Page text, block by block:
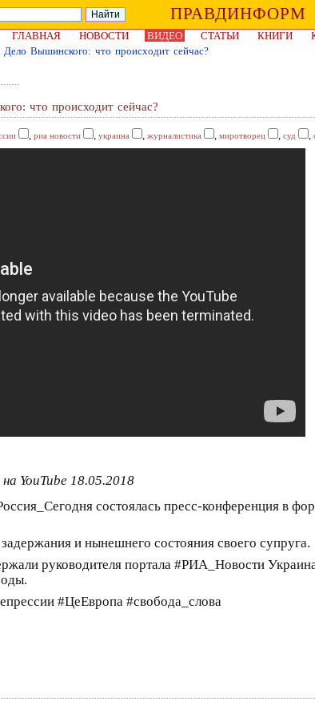
ПРАВДИНФОРМ
ГЛАВНАЯ
НОВОСТИ ВИДЕО СТАТЬИ КНИГИ
Дело Вышинского: что происходит сейчас?
что происходит сейчас?
, риа новости , украина , журналистика , миротворец , суд ,
на YouTube 18.05.2018
состоялась пресс-конференция в
и нынешнего состояния своего супруга.
руководителя портала #РИА_Новости
#ЦеЕвропа #свобода_слова